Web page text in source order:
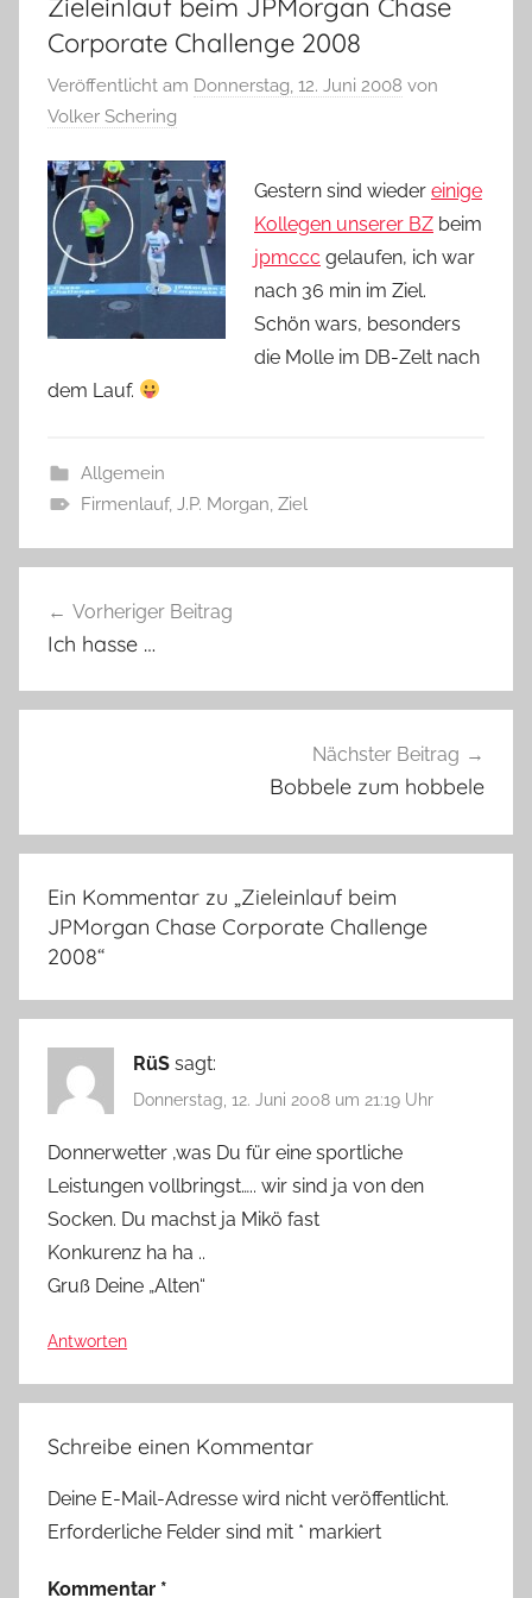
Zieleinlauf beim JPMorgan Chase
Corporate Challenge 2008
Veröffentlicht am Donnerstag, 12. Juni 2008 von
Volker Schering
Gestern sind wieder einige
Kollegen unserer BZ beim
jpmccc gelaufen, ich war
nach 36 min im Ziel.
Schön wars, besonders
die Molle im DB-Zelt nach
dem Lauf.
Allgemein
Firmenlauf, J.P. Morgan Ziel
Vorheriger Beitrag
Ich hasse …
Nächster Beitrag
Bobbele zum hobbele
Ein Kommentar zu „Zieleinlauf beim
JPMorgan Chase Corporate Challenge
2008“
RüS sagt:
Donnerstag, 12. Juni 2008 um 21:19 Uhr
Donnerwetter ,was Du für eine sportliche
Leistungen vollbringst….. wir sind ja von den
Socken. Du machst ja Mikö fast
Konkurenz ha ha ..
Gruß Deine „Alten“
Antworten
Schreibe einen Kommentar
Deine E-Mail-Adresse wird nicht veröffentlicht.
Erforderliche Felder sind mit * markiert
Kommentar *